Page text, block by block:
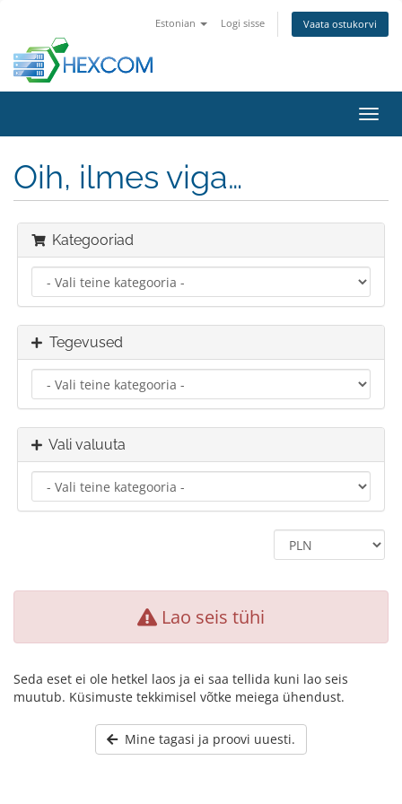
Estonian Logi sisse Vaata ostukorvi
Oih, ilmes viga…
Kategooriad
Tegevused
Vali valuuta
Lao seis tühi
Seda eset ei ole hetkel laos ja ei saa tellida kuni lao seis
muutub. Küsimuste tekkimisel võtke meiega ühendust.
Mine tagasi ja proovi uuesti.